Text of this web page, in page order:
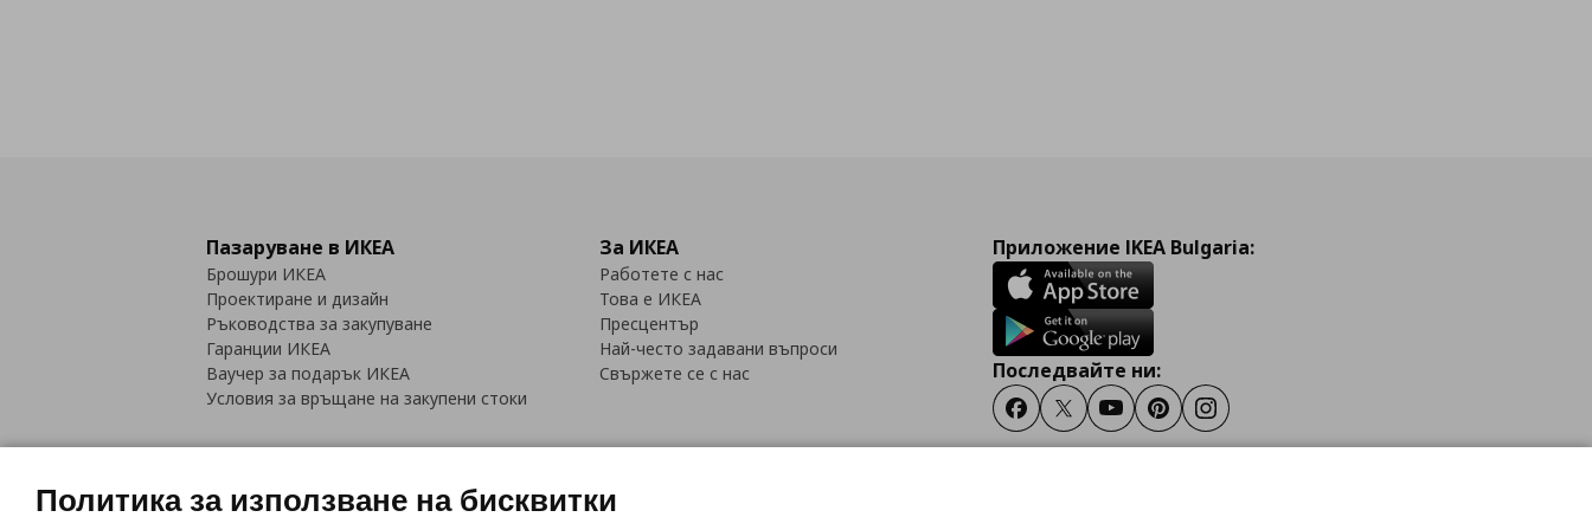
Пазаруване в ИКЕА
Брошури ИКЕА
Проектиране и дизайн
Ръководства за закупуване
Гаранции ИКЕА
Ваучер за подарък ИКЕА
Условия за връщане на закупени стоки
За ИКЕА
Работете с нас
Това е ИКЕА
Пресцентър
Най-често задавани въпроси
Свържете се с нас
Приложение IKEA Bulgaria:
Последвайте ни:
FacebookTwitterYoutubePinterestInstagram
Политика за използване на бисквитки